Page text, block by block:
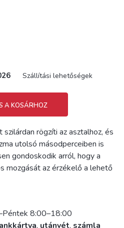
Szállítási lehetőségek
A KOSÁRHOZ
rögzíti az asztalhoz, és
utolsó másodperceiben is
gondoskodik arról, hogy a
mozgását az érzékelő a lehető
8:00–18:00
, utánvét, számla